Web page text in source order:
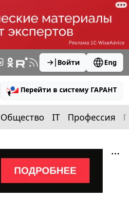
Войти Eng
Перейти в систему ГАРАНТ
Общество IT Профессия